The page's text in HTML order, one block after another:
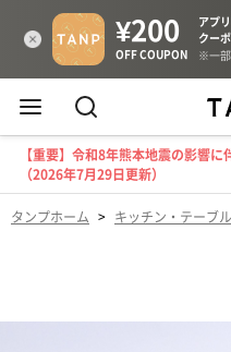
【重要】令和8年熊本地震の影響
（2026年7月29日更新）
タンプホーム > キッチン・テーブ